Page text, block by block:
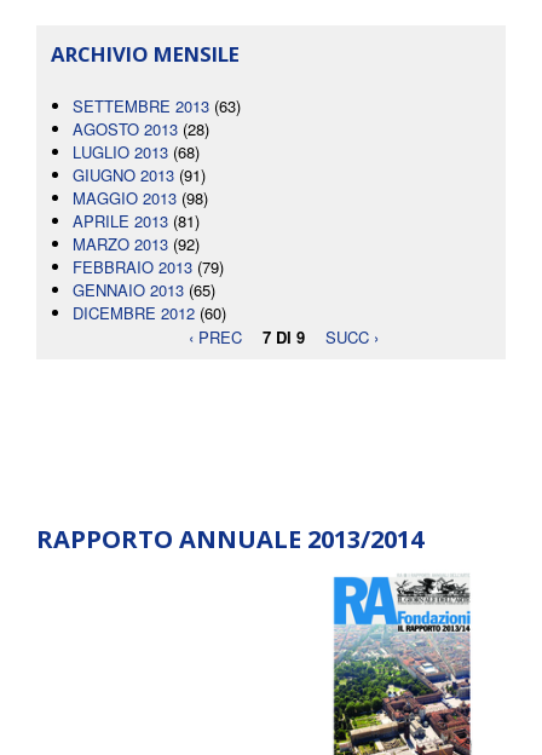
ARCHIVIO MENSILE
SETTEMBRE 2013 (63)
AGOSTO 2013 (28)
LUGLIO 2013 (68)
GIUGNO 2013 (91)
MAGGIO 2013 (98)
APRILE 2013 (81)
MARZO 2013 (92)
FEBBRAIO 2013 (79)
GENNAIO 2013 (65)
DICEMBRE 2012 (60)
‹ PREC
7 DI 9 SUCC ›
RAPPORTO ANNUALE 2013/2014